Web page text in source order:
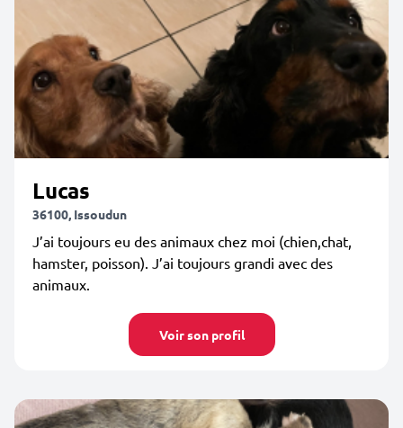
Lucas
36100, Issoudun
J’ai toujours eu des animaux chez moi (chien,chat,
hamster, poisson). J’ai toujours grandi avec des
animaux.
Voir son profil